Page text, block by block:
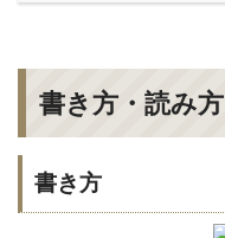
書き方・読み方
書き方